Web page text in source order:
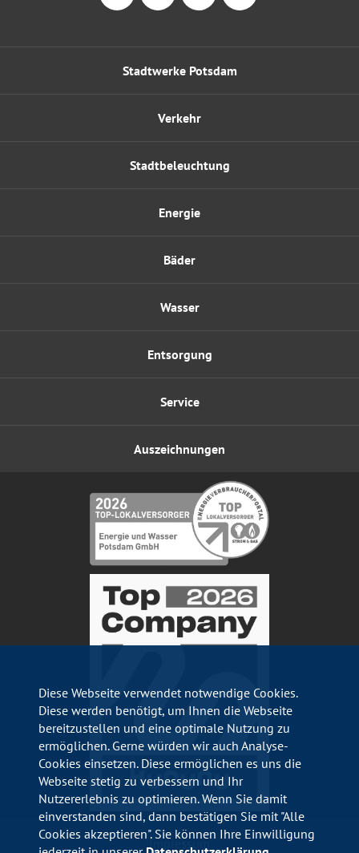
Stadtwerke Potsdam
Energie
Wasser
Verkehr
Bäder
Entsorgung
Stadtbeleuchtung
Service
Auszeichnungen
Impressum
Diese Webseite verwendet notwendige Cookies.
Diese werden benötigt, um Ihnen die Webseite
bereitzustellen und eine optimale Nutzung zu
ermöglichen. Gerne würden wir auch Analyse-
Cookies einsetzen. Diese ermöglichen es uns die
Webseite stetig zu verbessern und Ihr
Nutzererlebnis zu optimieren. Wenn Sie damit
einverstanden sind, dann bestätigen Sie mit "Alle
Cookies akzeptieren". Sie können Ihre Einwilligung